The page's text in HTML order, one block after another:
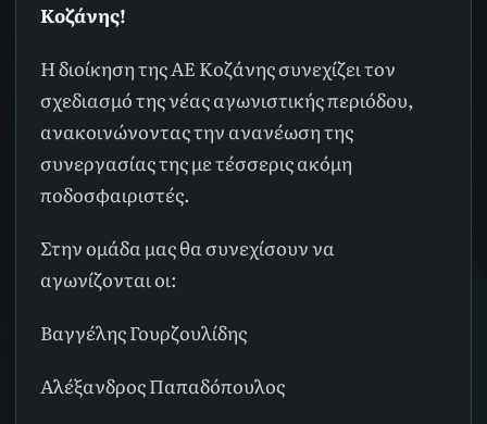
Κοζάνης!
Η διοίκηση της ΑΕ Κοζάνης συνεχίζει τον
σχεδιασμό της νέας αγωνιστικής περιόδου,
ανακοινώνοντας την ανανέωση της
συνεργασίας της με τέσσερις ακόμη
ποδοσφαιριστές.
Στην ομάδα μας θα συνεχίσουν να
αγωνίζονται οι:
Βαγγέλης Γουρζουλίδης
Αλέξανδρος Παπαδόπουλος